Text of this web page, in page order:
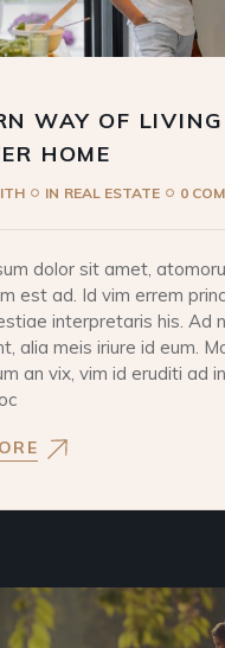
WAY OF
HOME
IN REAL ESTATE 0
dolor sit amet,
est ad. Id vim errem
interpretaris his. Ad
alia meis iriure id eum.
an vix, vim id eruditi ad